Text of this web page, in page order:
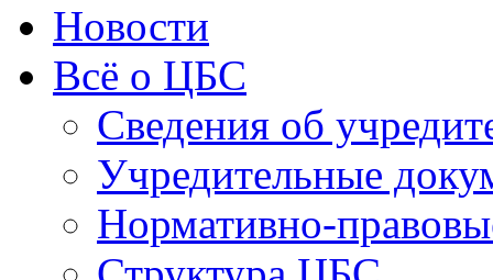
Новости
Всё о ЦБС
Сведения об
Учредительные
Нормативно-